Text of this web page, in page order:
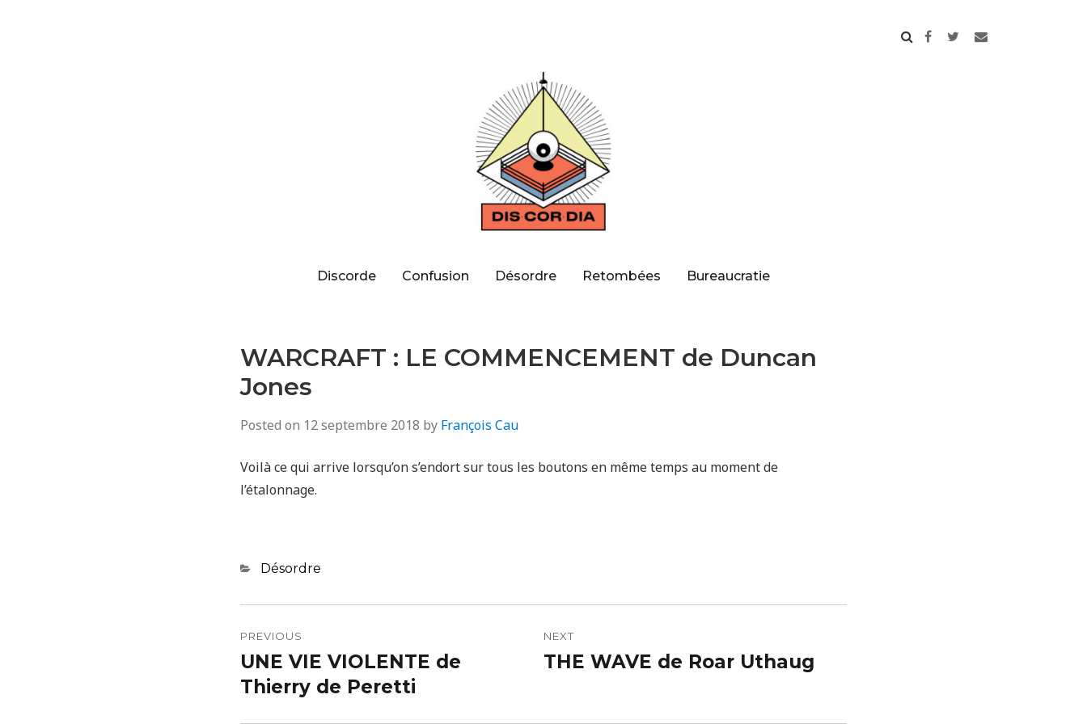
Discorde Confusion Désordre Retombées Bureaucratie
WARCRAFT : LE COMMENCEMENT de Duncan
Jones
Posted on 12 septembre 2018 by François Cau
Voilà ce qui arrive lorsqu’on s’endort sur tous les boutons en même temps au moment de
l’étalonnage.
Categories
Désordre
de
l’article
PREVIOUS
Previous
post:
UNE VIE VIOLENTE de
Thierry de Peretti
NEXT
Next
THE WAVE de Roar Uthaug